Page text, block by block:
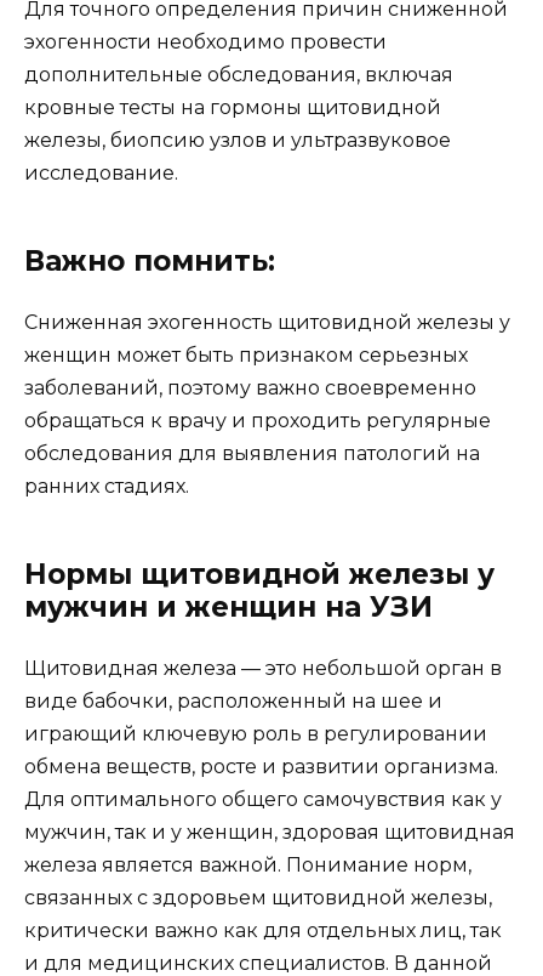
Для точного определения причин сниженной
эхогенности необходимо провести
дополнительные обследования, включая
кровные тесты на гормоны щитовидной
железы, биопсию узлов и ультразвуковое
исследование.
Важно помнить:
Сниженная эхогенность щитовидной железы у
женщин может быть признаком серьезных
заболеваний, поэтому важно своевременно
обращаться к врачу и проходить регулярные
обследования для выявления патологий на
ранних стадиях.
Нормы щитовидной железы у
мужчин и женщин на УЗИ
Щитовидная железа — это небольшой орган в
виде бабочки, расположенный на шее и
играющий ключевую роль в регулировании
обмена веществ, росте и развитии организма.
Для оптимального общего самочувствия как у
мужчин, так и у женщин, здоровая щитовидная
железа является важной. Понимание норм,
связанных с здоровьем щитовидной железы,
критически важно как для отдельных лиц, так
и для медицинских специалистов. В данной